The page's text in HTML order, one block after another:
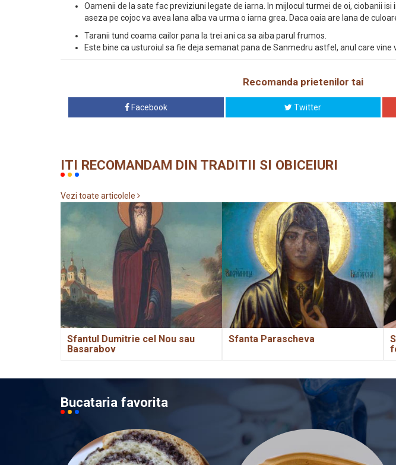
Oamenii de la sate fac previziuni legate de iarna. In mijlocul turmei de oi, ciobanii isi
aseza pe cojoc va avea lana alba va urma o iarna grea. Daca oaia are lana de
Taranii tund coama cailor pana la trei ani ca sa aiba parul frumos.
Este bine ca usturoiul sa fie deja semanat pana de Sanmedru astfel, anul care vine
Recomanda prietenilor tai
Facebook Twitter
ITI RECOMANDAM DIN TRADITII SI OBICEIURI
Vezi toate articolele
Sfantul Dumitrie cel Nou sau
Basarabov
Sfanta Parascheva
Bucataria favorita